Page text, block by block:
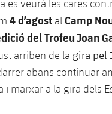
C Shows
Estiu
es veurà les cares
4 d’agost al Camp
del Trofeu Joan
arriben de la gira pel
abans continuar
i marxar a la gira dels